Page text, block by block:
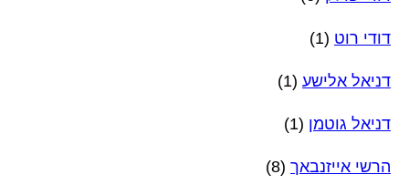
דודי רוט (1)
דניאל אלישע (1)
דניאל גוטמן (1)
הרשי אייזנבאך (8)